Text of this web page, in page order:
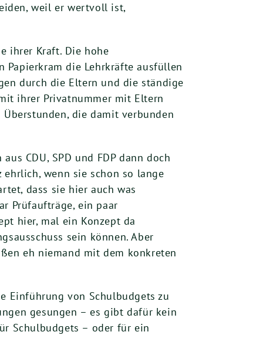
weil er wertvoll ist,
ihrer Kraft. Die hohe
Papierkram die Lehrkräfte ausfüllen
durch die Eltern und die ständige
ihrer Privatnummer mit Eltern
die damit verbunden
CDU, SPD und FDP dann doch
ehrlich, wenn sie schon so lange
dass sie hier auch was
Prüfaufträge, ein paar
hier, mal ein Konzept da
sein können. Aber
eh niemand mit dem konkreten
Einführung von Schulbudgets zu
gesungen – es gibt dafür kein
Schulbudgets – oder für ein